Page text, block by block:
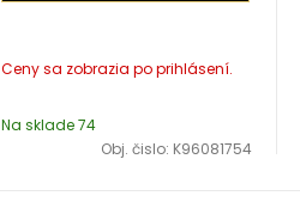
Na sklade 74
Obj. čislo: K96081754